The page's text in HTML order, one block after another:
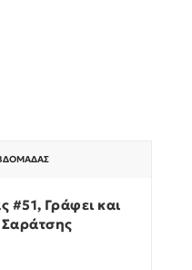
#51, Γράφει και
Σαράτσης